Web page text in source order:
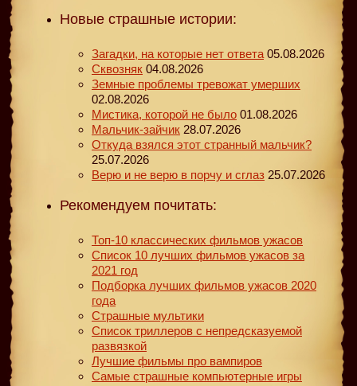
Новые страшные истории:
Загадки, на которые нет ответа 05.08.2026
Сквозняк 04.08.2026
Земные проблемы тревожат умерших
02.08.2026
Мистика, которой не было 01.08.2026
Мальчик-зайчик 28.07.2026
Откуда взялся этот странный мальчик?
25.07.2026
Верю и не верю в порчу и сглаз 25.07.2026
Рекомендуем почитать:
Топ-10 классических фильмов ужасов
Список 10 лучших фильмов ужасов за
2021 год
Подборка лучших фильмов ужасов 2020
года
Страшные мультики
Список триллеров с непредсказуемой
развязкой
Лучшие фильмы про вампиров
Самые страшные компьютерные игры